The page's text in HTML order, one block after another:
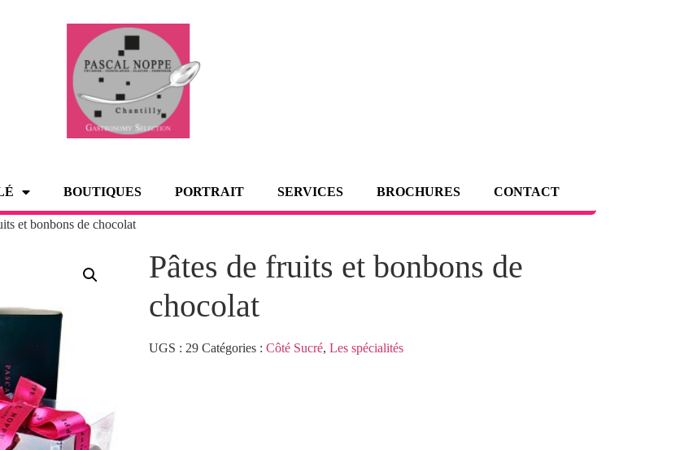
BOUTIQUES PORTRAIT SERVICES BROCHURES CONTACT
et bonbons de chocolat
Pâtes de fruits et bonbons de
chocolat
UGS : 29 Catégories :Côté Sucré,Les spécialités